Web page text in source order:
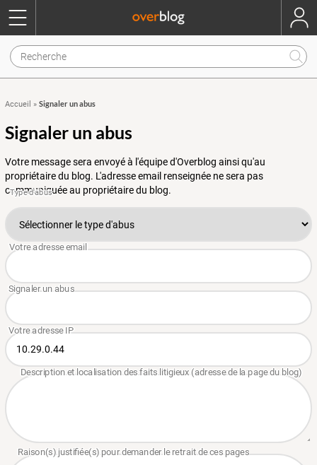
Accueil » Signaler un abus
Signaler un abus
Votre message sera envoyé à l'équipe d'Overblog ainsi qu'au
propriétaire du blog. L'adresse email renseignée ne sera pas
communiquée au propriétaire du blog.